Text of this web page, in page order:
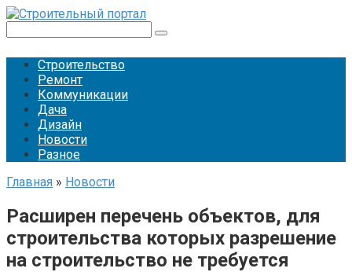
Перейти
контенту
Строительство
Ремонт
Коммуникации
Дача
Дизайн
Новости
Разное
Главная » Новости
Расширен перечень объектов, для
строительства которых разрешение
на строительство не требуется